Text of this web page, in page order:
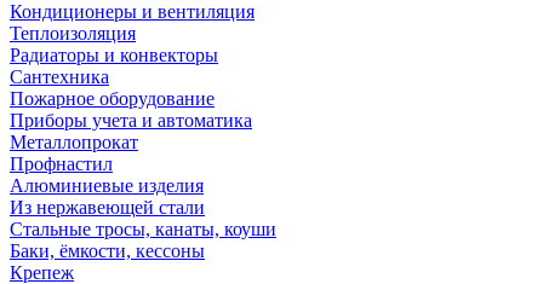
Кондиционеры и вентиляция
Теплоизоляция
Радиаторы и конвекторы
Сантехника
Пожарное оборудование
Приборы учета и автоматика
Металлопрокат
Профнастил
Алюминиевые изделия
Из нержавеющей стали
Стальные тросы, канаты, коуши
Баки, ёмкости, кессоны
Крепеж